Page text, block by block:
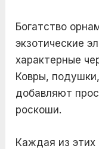
Богатство
экзотические
характерные
Ковры,
добавляют
роскоши.
Каждая из этих